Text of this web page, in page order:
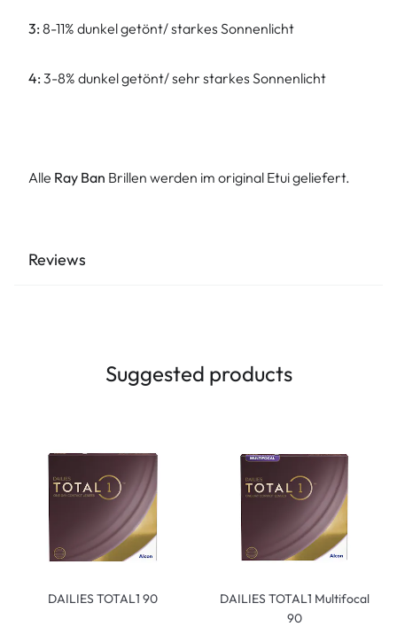
3: 8-11% dunkel getönt/ starkes Sonnenlicht
4: 3-8% dunkel getönt/ sehr starkes Sonnenlicht
Alle Ray Ban Brillen werden im original Etui geliefert.
Reviews
Suggested products
DAILIES TOTAL1 90
DAILIES TOTAL1 Multifocal
90